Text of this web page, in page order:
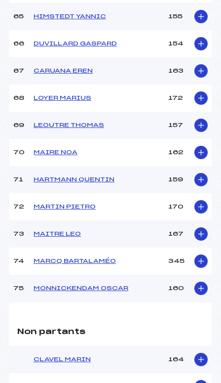
65 HIMSTEDT YANNIC 155
66 DUVILLARD GASPARD 154
67 CARUANA EREN 163
68 LOYER MARIUS 172
69 LEOUTRE THOMAS 157
70 MAIRE NOA 162
71 HARTMANN QUENTIN 159
72 MARTIN PIETRO 170
73 MAITRE LEO 167
74 MARCQ BARTALAMÉO 345
75 MONNICKENDAM OSCAR 160
Non partants
CLAVEL MARIN 164